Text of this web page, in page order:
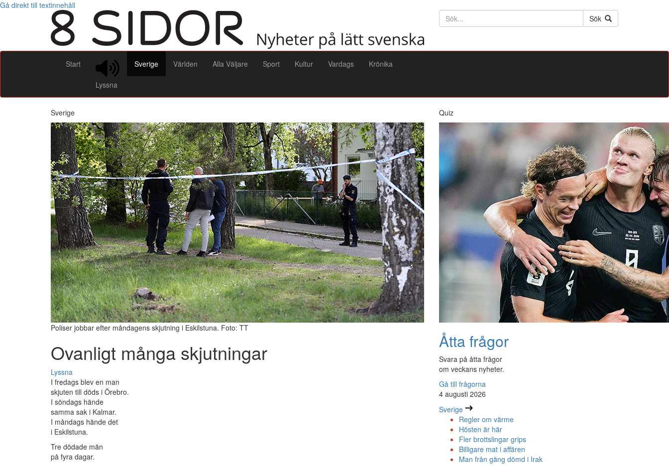
Gå direkt till textinnehåll
Söktext
Sök
Start
Lyssna
Sverige Världen Alla Väljare Sport Kultur Vardags Krönika
Sverige
Poliser jobbar efter måndagens skjutning i Eskilstuna. Foto: TT
Ovanligt många skjutningar
Lyssna
I fredags blev en man
skjuten till döds i Örebro.
I söndags hände
samma sak i Kalmar.
I måndags hände det
i Eskilstuna.
Tre dödade män
på fyra dagar.
Quiz
Åtta frågor
Svara på åtta frågor
om veckans nyheter.
Gå till frågorna
4 augusti 2026
Sverige
Regler om värme
Hösten är här
Fler brottslingar grips
Billigare mat i affären
Man från gäng dömd i Irak